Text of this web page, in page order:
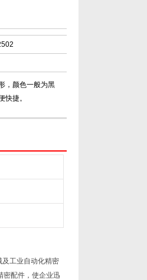
，颜色一般为黑
捷。
工业自动化精密
密配件，使企业迅